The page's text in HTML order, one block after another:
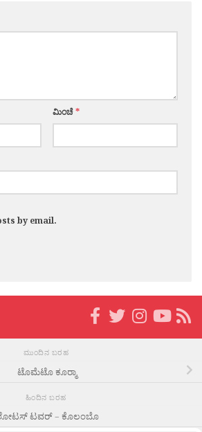
ಮಿಂಚೆ*
by email.
ಮುಂದಿನ ಬರಹ
ಟೊಮೆಟೊ ಕೂರ‍್ಮಾ
ಹಿಂದಿನ ಬರಹ
ಟವರ್ – ಕೊಲಂಬೊ